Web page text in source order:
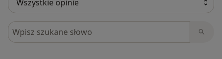
Szukaj w opiniach